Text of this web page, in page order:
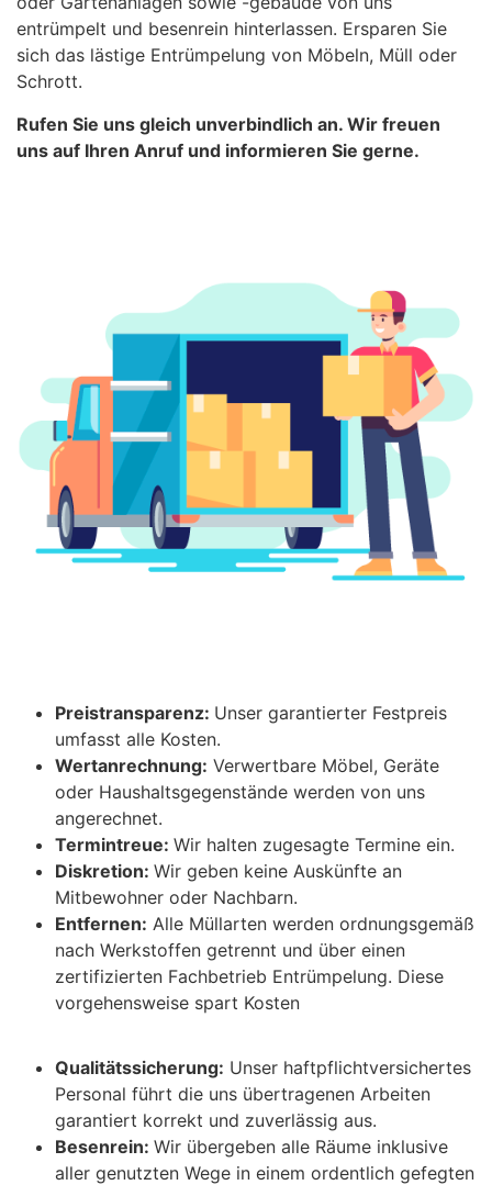
entrümpelt und besenrein hinterlassen. Ersparen Sie
sich das lästige Entrümpelung von Möbeln, Müll oder
Schrott.
Rufen Sie uns gleich unverbindlich an. Wir freuen
uns auf Ihren Anruf und informieren Sie gerne.
Preistransparenz: Unser garantierter Festpreis
umfasst alle Kosten.
Wertanrechnung: Verwertbare Möbel, Geräte
oder Haushaltsgegenstände werden von uns
angerechnet.
Termintreue: Wir halten zugesagte Termine ein.
Diskretion: Wir geben keine Auskünfte an
Mitbewohner oder Nachbarn.
Entfernen: Alle Müllarten werden ordnungsgemäß
nach Werkstoffen getrennt und über einen
zertifizierten Fachbetrieb Entrümpelung. Diese
vorgehensweise spart Kosten
Qualitätssicherung: Unser haftpflichtversichertes
Personal führt die uns übertragenen Arbeiten
garantiert korrekt und zuverlässig aus.
Besenrein: Wir übergeben alle Räume inklusive
aller genutzten Wege in einem ordentlich gefegten